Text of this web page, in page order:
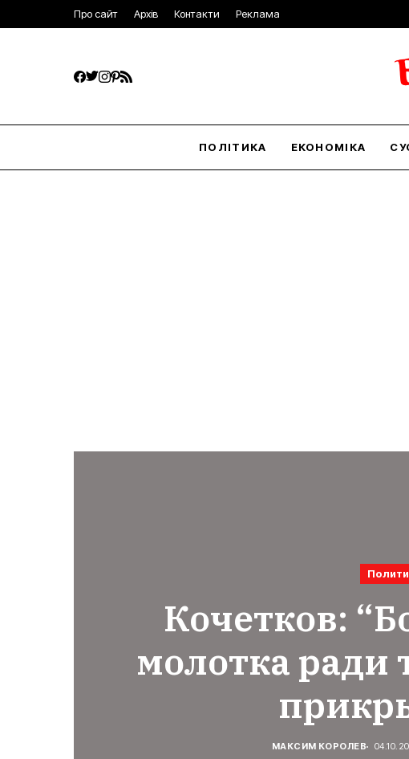
Про сайт Архів Контакти Реклама
ПОЛІТИКА ЕКОНОМІКА
Кочетков:
молотка ради
МАКСИМ КОРОЛЕВ